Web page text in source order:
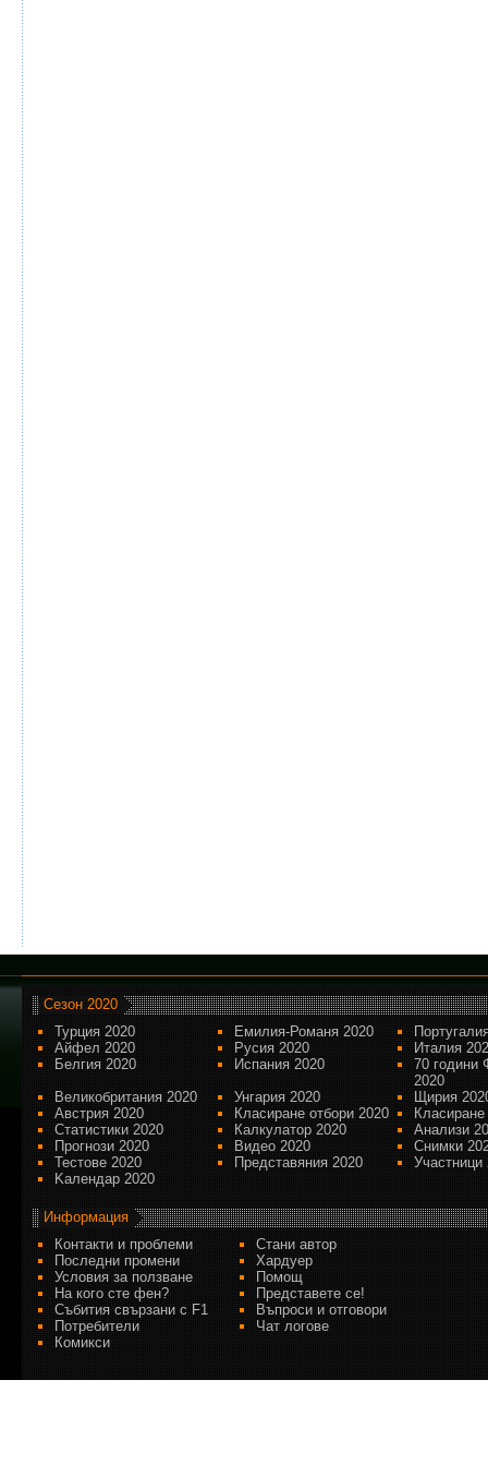
Сезон 2020
Турция 2020
Емилия-Романя 2020
Айфел 2020
Русия 2020
Италия
Белгия 2020
Испания 2020
70 години
2020
Великобритания 2020
Унгария 2020
Щирия
Австрия 2020
Класиране отбори 2020
Статистики 2020
Калкулатор 2020
Анализи
Прогнози 2020
Видео 2020
Снимки
Тестове 2020
Представяния 2020
Участници
Kалендар 2020
Информация
Контакти и проблеми
Стани автор
Последни промени
Хардуер
Условия за ползване
Помощ
На кого сте фен?
Представете се!
Събития свързани с F1
Въпроси и отговори
Потребители
Чат логове
Комикси